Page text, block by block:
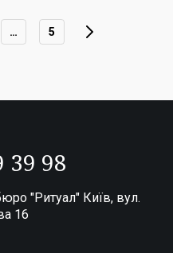
… 5
39 98
"Ритуал" Київ, вул.
16